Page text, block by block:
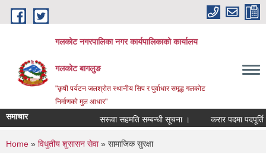
Skip to main content
गलकोट नगरपालिका नगर कार्यपालिकाको कार्यालय
गलकोट बागलुङ
"कृषी पर्यटन जलश्रोत स्थानीय सिप र पुर्वाधार समृद्ध गलकोट
निर्माणको मुल आधार"
समाचार सरूवा सहमति सम्बन्धी सूचना । करार पदमा पदपूर्ति
You are here
Home » विधुतीय शुसासन सेवा» सामाजिक सुरक्षा